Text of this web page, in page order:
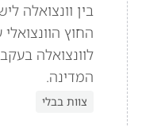
בין וונצואלה
החוץ
לוונצואלה
המדינה.
צוות בבלי